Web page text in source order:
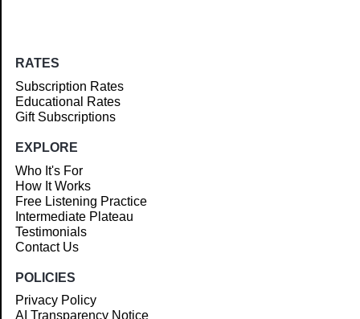
RATES
Subscription Rates
Educational Rates
Gift Subscriptions
EXPLORE
Who It's For
How It Works
Free Listening Practice
Intermediate Plateau
Testimonials
Contact Us
POLICIES
Privacy Policy
AI Transparency Notice